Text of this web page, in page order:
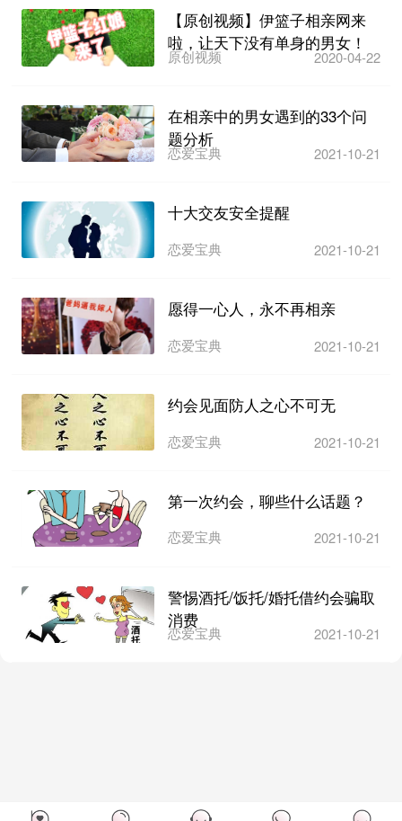
【原创视频】伊篮子相亲网来
啦，让天下没有单身的男女！
原创视频 2020-04-22
在相亲中的男女遇到的33个问
题分析
恋爱宝典 2021-10-21
十大交友安全提醒
恋爱宝典 2021-10-21
愿得一心人，永不再相亲
恋爱宝典 2021-10-21
约会见面防人之心不可无
恋爱宝典 2021-10-21
第一次约会，聊些什么话题？
恋爱宝典 2021-10-21
警惕酒托/饭托/婚托借约会骗取
消费
恋爱宝典 2021-10-21